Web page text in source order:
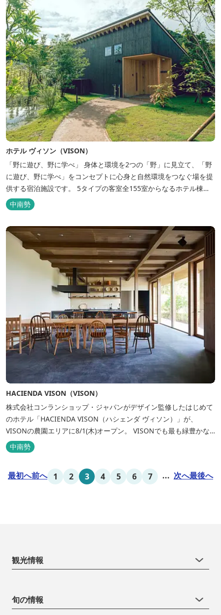
ホテル ヴィソン（VISON）
「野に遊び、野に学べ」 身体と環境を2つの「野」に見立て、「野
に遊び、野に学べ」をコンセプトに心身と自然環境をつなぐ場を提
供する宿泊施設です。 5タイプの客室全155室からなるホテル棟
と、プライベートな滞在が楽しめる一棟独立型のヴィラ6棟がござ
います。
中南勢
HACIENDA VISON（VISON）
株式会社コンランショップ・ジャパンがデザイン監修したはじめて
のホテル「HACIENDA VISON（ハシェンダ ヴィソン）」が、
VISONの農園エリアに8/1(木)オープン。 VISONでも最も緑豊かな
農園エリアに建つHACIENDA VISON。 ホテル名
の“HACIENDA”は、スペイン語で荘園の主の館を...
中南勢
最初へ前へ 1 2 3 4 5 6 7 ... 次へ最後へ
観光情報
旬の情報